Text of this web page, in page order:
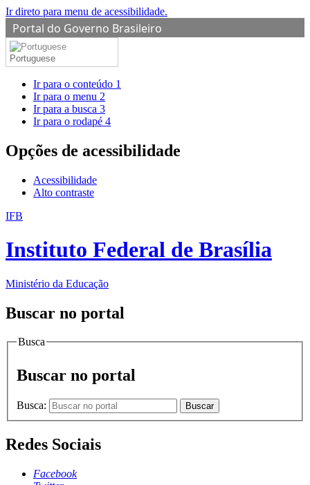
Ir direto para menu de acessibilidade.
Portal do Governo Brasileiro
Portuguese
Ir para o conteúdo 1
Ir para o menu 2
Ir para a busca 3
Ir para o rodapé 4
Opções de acessibilidade
Acessibilidade
Alto contraste
IFB
Instituto Federal de Brasília
Ministério da Educação
Buscar no portal
Busca
Buscar no portal
Busca: Buscar
Redes Sociais
Facebook